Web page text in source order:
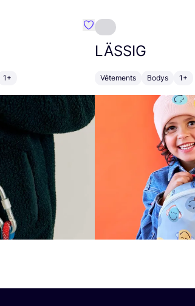
1+
Préféré {nom}
LÄSSIG
Vêtements Bodys 1+